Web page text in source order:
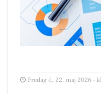
Fredag d. 22. maj 2026 -